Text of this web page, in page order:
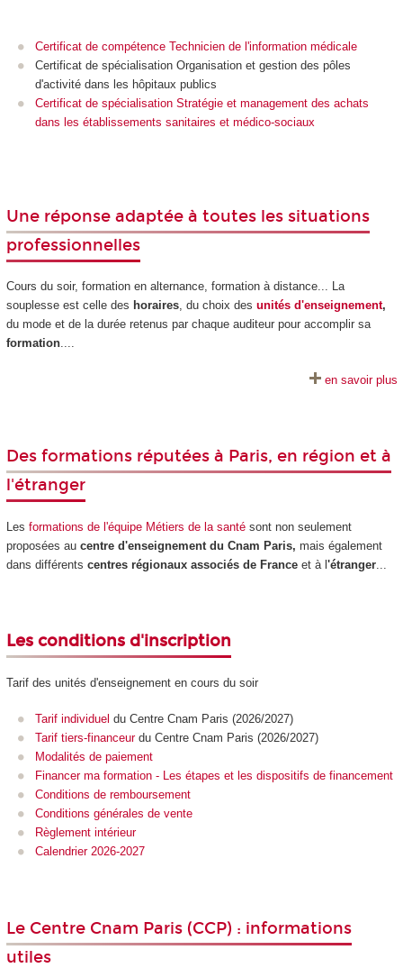
Certificat de compétence Technicien de l'information médicale
Certificat de spécialisation Organisation et gestion des pôles
d'activité dans les hôpitaux publics
Certificat de spécialisation Stratégie et management des achats
dans les établissements sanitaires et médico-sociaux
Une réponse adaptée à toutes les situations
professionnelles
Cours du soir, formation en alternance, formation à distance... La
souplesse est celle des horaires, du choix des unités d'enseignement,
du mode et de la durée retenus par chaque auditeur pour accomplir sa
formation....
en savoir plus
Des formations réputées à Paris, en région et à
l'étranger
Les formations de l'équipe Métiers de la santésont non seulement
proposées au centre d'enseignement du Cnam Paris, mais également
dans différents centres régionaux associés de Franceet à l'étranger...
Les conditions d'inscription
Tarif des unités d'enseignementen cours du soir
Tarif individuel du Centre Cnam Paris (2026/2027)
Tarif tiers-financeurdu Centre Cnam Paris (2026/2027)
Modalités de paiement
Financer ma formation - Les étapes et les dispositifs de financement
Conditions de remboursement
Conditions générales de vente
Règlement intérieur
Calendrier 2026-2027
Le Centre Cnam Paris (CCP) : informations
utiles